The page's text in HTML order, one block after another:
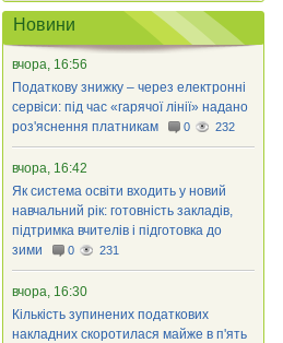
Новини
вчора, 16:56
Податкову знижку – через електронні
сервіси: під час «гарячої лінії» надано
роз'яснення платникам
0 232
вчора, 16:42
Як система освіти входить у новий
навчальний рік: готовність закладів,
підтримка вчителів і підготовка до
зими
0 231
вчора, 16:30
Кількість зупинених податкових
накладних скоротилася майже в п'ять